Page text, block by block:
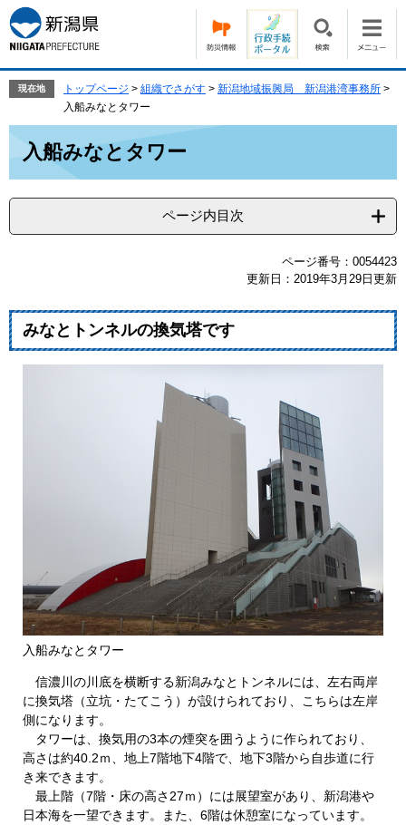
ー
ジ
の
で
ニ
ュ
ー
ば
本
文
現在地 トップページ > 組織でさがす > 新潟地域振興局 新潟港湾事務所 >
入船みなとタワー
入船みなとタワー
ページ内目次
ページ番号：0054423
更新日：2019年3月29日更新
みなとトンネルの換気塔です
入船みなとタワー
信濃川の川底を横断する新潟みなとトンネルには、左右両岸
に換気塔（立坑・たてこう）が設けられており、こちらは左岸
側になります。
タワーは、換気用の3本の煙突を囲うように作られており、
高さは約40.2ｍ、地上7階地下4階で、地下3階から自歩道に行
き来できます。
最上階（7階・床の高さ27ｍ）には展望室があり、新潟港や
日本海を一望できます。また、6階は休憩室になっています。